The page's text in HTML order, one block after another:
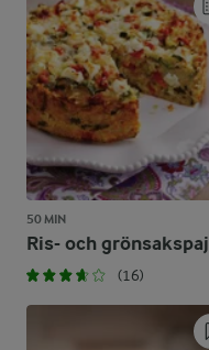
50 MIN
Ris- och grönsakspaj
(16)